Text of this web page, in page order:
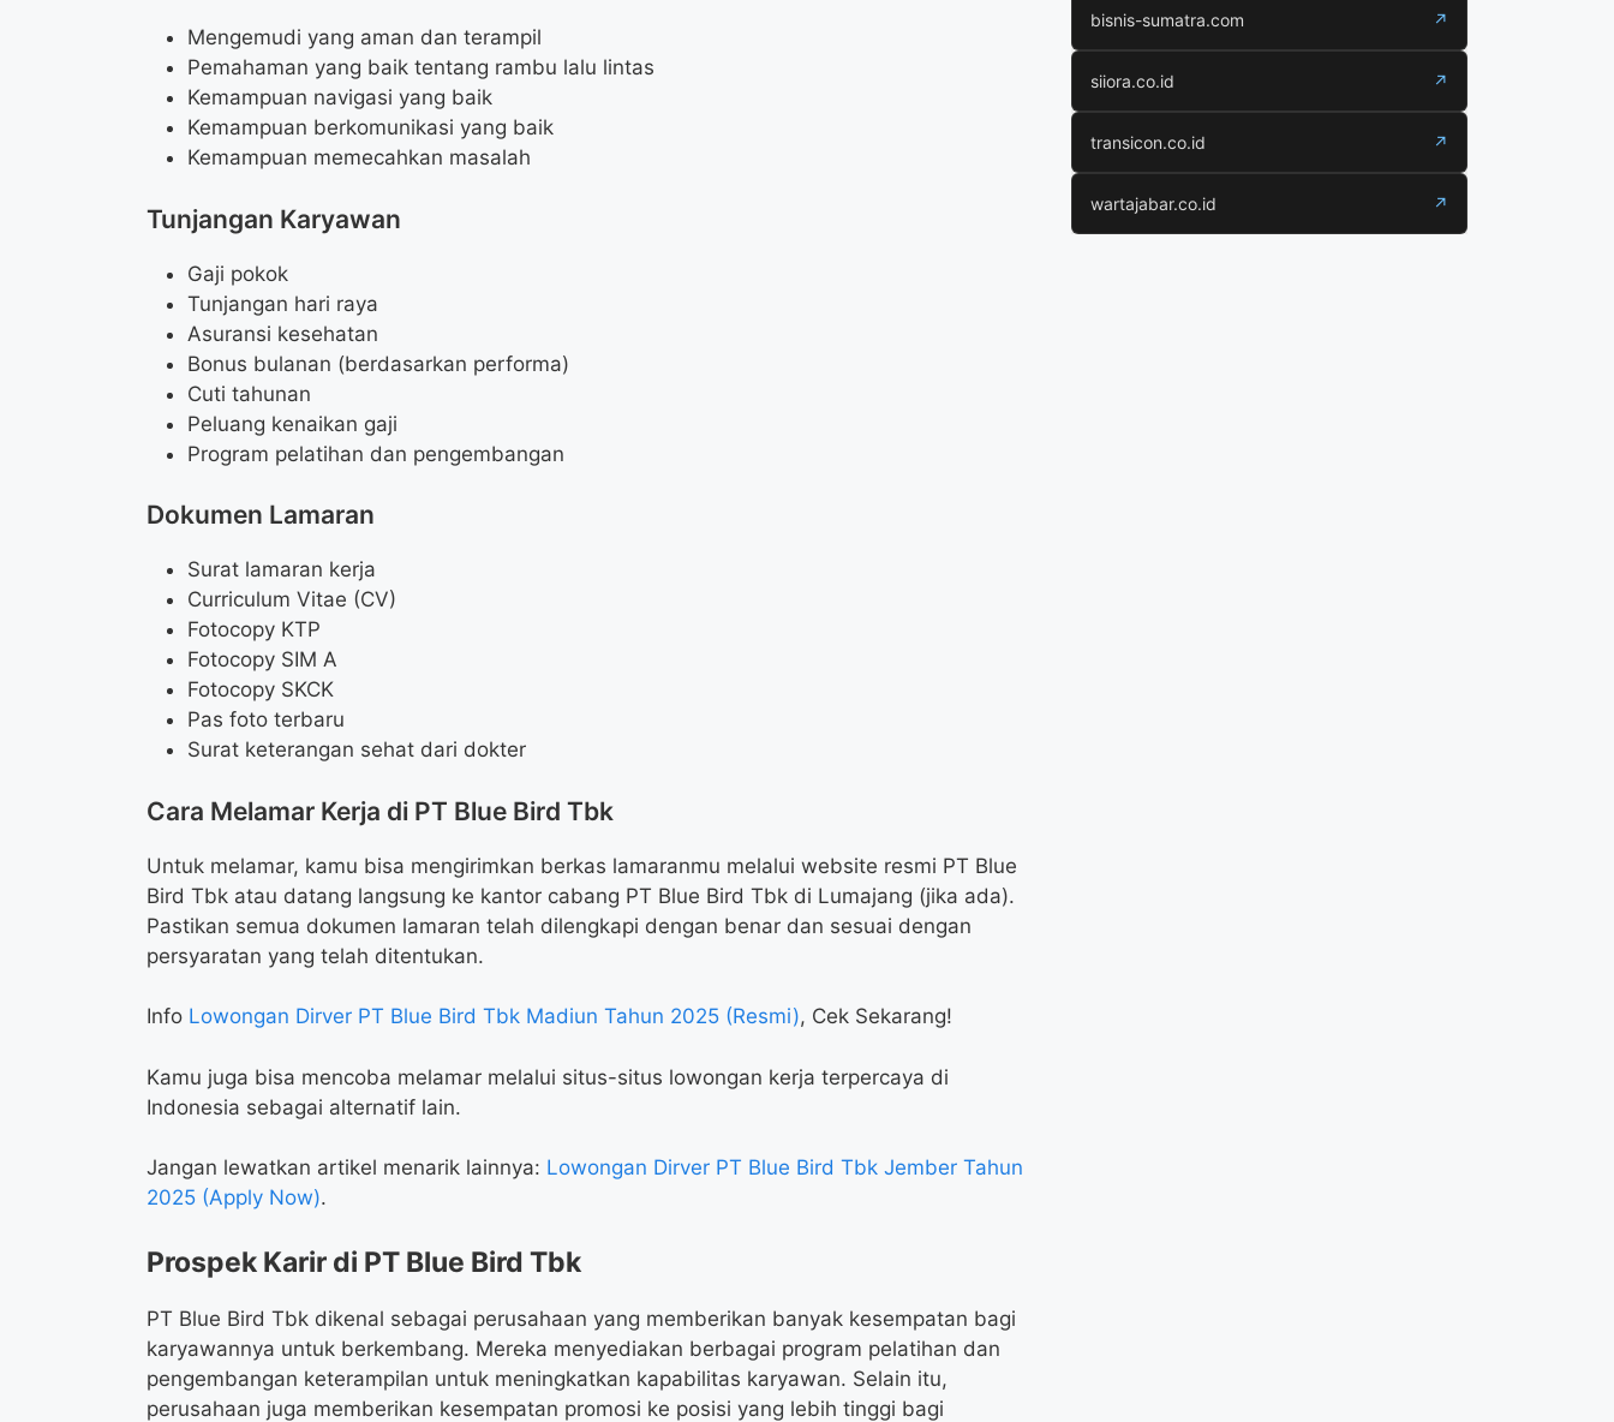
Mengemudi yang aman dan terampil
Pemahaman yang baik tentang rambu lalu lintas
Kemampuan navigasi yang baik
Kemampuan berkomunikasi yang baik
Kemampuan memecahkan masalah
Tunjangan Karyawan
Gaji pokok
Tunjangan hari raya
Asuransi kesehatan
Bonus bulanan (berdasarkan performa)
Cuti tahunan
Peluang kenaikan gaji
Program pelatihan dan pengembangan
Dokumen Lamaran
Surat lamaran kerja
Curriculum Vitae (CV)
Fotocopy KTP
Fotocopy SIM A
Fotocopy SKCK
Pas foto terbaru
Surat keterangan sehat dari dokter
Cara Melamar Kerja di PT Blue Bird Tbk
Untuk melamar, kamu bisa mengirimkan berkas lamaranmu melalui website resmi PT Blue
Bird Tbk atau datang langsung ke kantor cabang PT Blue Bird Tbk di Lumajang (jika ada).
Pastikan semua dokumen lamaran telah dilengkapi dengan benar dan sesuai dengan
persyaratan yang telah ditentukan.
Info Lowongan Dirver PT Blue Bird Tbk Madiun Tahun 2025 (Resmi), Cek Sekarang!
Kamu juga bisa mencoba melamar melalui situs-situs lowongan kerja terpercaya di
Indonesia sebagai alternatif lain.
Jangan lewatkan artikel menarik lainnya: Lowongan Dirver PT Blue Bird Tbk Jember Tahun
2025 (Apply Now).
Prospek Karir di PT Blue Bird Tbk
PT Blue Bird Tbk dikenal sebagai perusahaan yang memberikan banyak kesempatan bagi
karyawannya untuk berkembang. Mereka menyediakan berbagai program pelatihan dan
pengembangan keterampilan untuk meningkatkan kapabilitas karyawan. Selain itu,
perusahaan juga memberikan kesempatan promosi ke posisi yang lebih tinggi bagi
bisnis-sumatra.com ↗
siiora.co.id ↗
transicon.co.id ↗
wartajabar.co.id ↗